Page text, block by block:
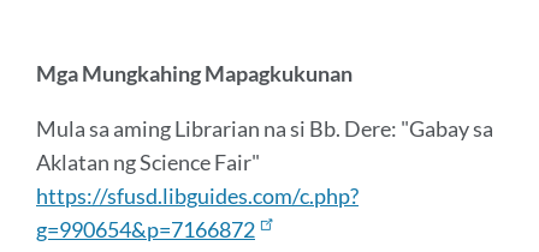
Mga Mungkahing Mapagkukunan
Mula sa aming Librarian na si Bb. Dere: "Gabay sa
Aklatan ng Science Fair"
https://sfusd.libguides.com/c.php?
g=990654&p=7166872